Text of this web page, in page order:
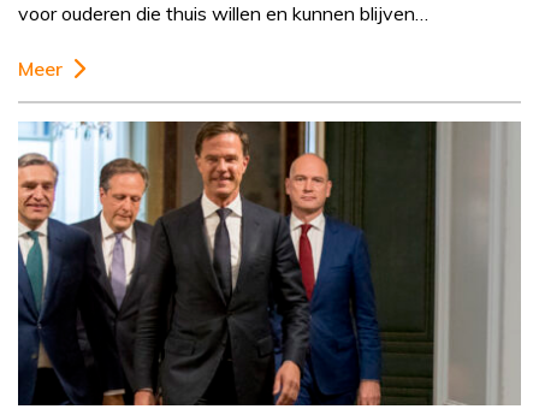
voor ouderen die thuis willen en kunnen blijven…
Meer